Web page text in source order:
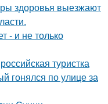
здоровья выезжают
- и не только
туристка
гонялся по улице за